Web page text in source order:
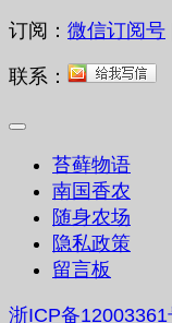
订阅： 微信订阅号
联系：
苔藓物语
南国香农
随身农场
隐私政策
留言板
浙ICP备12003361